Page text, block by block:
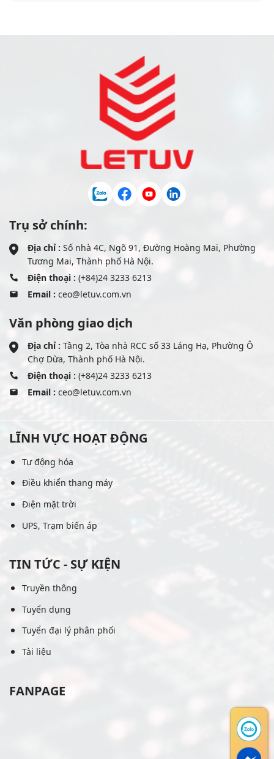
Trụ sở chính:
Địa chỉ : Số nhà 4C, Ngõ 91, Đường Hoàng Mai, Phường
Tương Mai, Thành phố Hà Nội.
Điện thoại : (+84)24 3233 6213
Email : ceo@letuv.com.vn
Văn phòng giao dịch
Địa chỉ : Tầng 2, Tòa nhà RCC số 33 Láng Hạ, Phường Ô
Chợ Dừa, Thành phố Hà Nội.
Điện thoại : (+84)24 3233 6213
Email : ceo@letuv.com.vn
LĨNH VỰC HOẠT ĐỘNG
Tự động hóa
Điều khiển thang máy
Điện mặt trời
UPS, Trạm biến áp
TIN TỨC - SỰ KIỆN
Truyền thông
Tuyển dụng
Tuyển đại lý phân phối
Tài liệu
FANPAGE